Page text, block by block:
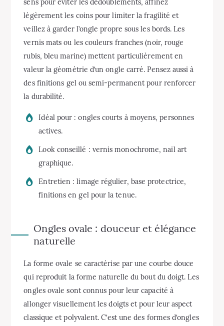
sens pour éviter les dédoublements, affinez
légèrement les coins pour limiter la fragilité et
veillez à garder l’ongle propre sous les bords. Les
vernis mats ou les couleurs franches (noir, rouge
rubis, bleu marine) mettent particulièrement en
valeur la géométrie d’un ongle carré. Pensez aussi à
des finitions gel ou semi-permanent pour renforcer
la durabilité.
Idéal pour : ongles courts à moyens, personnes
actives.
Look conseillé : vernis monochrome, nail art
graphique.
Entretien : limage régulier, base protectrice,
finitions en gel pour la tenue.
Ongles ovale : douceur et élégance
naturelle
La forme ovale se caractérise par une courbe douce
qui reproduit la forme naturelle du bout du doigt. Les
ongles ovale sont connus pour leur capacité à
allonger visuellement les doigts et pour leur aspect
classique et polyvalent. C’est une des formes d’ongles